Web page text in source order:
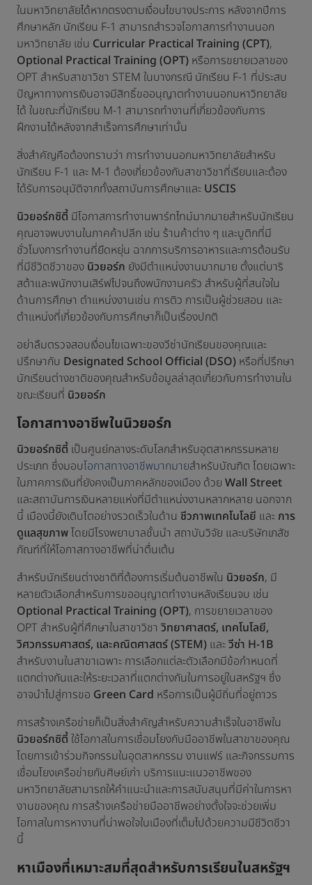
ในมหาวิทยาลัยได้หากตรงตามเงื่อนไขบางประการ หลังจากปีการ
ศึกษาหลัก นักเรียน F-1 สามารถสำรวจโอกาสการทำงานนอก
มหาวิทยาลัย เช่น Curricular Practical Training (CPT),
Optional Practical Training (OPT) หรือการขยายเวลาของ
OPT สำหรับสาขาวิชา STEM ในบางกรณี นักเรียน F-1 ที่ประสบ
ปัญหาทางการเงินอาจมีสิทธิ์ขออนุญาตทำงานนอกมหาวิทยาลัย
ได้ ในขณะที่นักเรียน M-1 สามารถทำงานที่เกี่ยวข้องกับการ
ฝึกงานได้หลังจากสำเร็จการศึกษาเท่านั้น
สิ่งสำคัญคือต้องทราบว่า การทำงานนอกมหาวิทยาลัยสำหรับ
นักเรียน F-1 และ M-1 ต้องเกี่ยวข้องกับสาขาวิชาที่เรียนและต้อง
ได้รับการอนุมัติจากทั้งสถาบันการศึกษาและ USCIS
นิวยอร์กซิตี้ มีโอกาสการทำงานพาร์ทไทม์มากมายสำหรับนักเรียน
คุณอาจพบงานในภาคค้าปลีก เช่น ร้านค้าต่าง ๆ และบูติกที่มี
ชั่วโมงการทำงานที่ยืดหยุ่น ฉากการบริการอาหารและการต้อนรับ
ที่มีชีวิตชีวาของ นิวยอร์ก ยังมีตำแหน่งงานมากมาย ตั้งแต่บาริ
สต้าและพนักงานเสิร์ฟไปจนถึงพนักงานครัว สำหรับผู้ที่สนใจใน
ด้านการศึกษา ตำแหน่งงานเช่น การติว การเป็นผู้ช่วยสอน และ
ตำแหน่งที่เกี่ยวข้องกับการศึกษาก็เป็นเรื่องปกติ
อย่าลืมตรวจสอบเงื่อนไขเฉพาะของวีซ่านักเรียนของคุณและ
ปรึกษากับ Designated School Official (DSO) หรือที่ปรึกษา
นักเรียนต่างชาติของคุณสำหรับข้อมูลล่าสุดเกี่ยวกับการทำงานใน
ขณะเรียนที่ นิวยอร์ก
โอกาสทางอาชีพในนิวยอร์ก
นิวยอร์กซิตี้ เป็นศูนย์กลางระดับโลกสำหรับอุตสาหกรรมหลาย
ประเภท ซึ่งมอบโอกาสทางอาชีพมากมายสำหรับบัณฑิต โดยเฉพาะ
ในภาคการเงินที่ยังคงเป็นภาคหลักของเมือง ด้วย Wall Street
และสถาบันการเงินหลายแห่งที่มีตำแหน่งงานหลากหลาย นอกจาก
นี้ เมืองนี้ยังเติบโตอย่างรวดเร็วในด้าน ชีวภาพเทคโนโลยี และ การ
ดูแลสุขภาพโดยมีโรงพยาบาลชั้นนำ สถาบันวิจัย และบริษัทเภสัช
ภัณฑ์ที่ให้โอกาสทางอาชีพที่น่าตื่นเต้น
สำหรับนักเรียนต่างชาติที่ต้องการเริ่มต้นอาชีพใน นิวยอร์ก, มี
หลายตัวเลือกสำหรับการขออนุญาตทำงานหลังเรียนจบ เช่น
Optional Practical Training (OPT), การขยายเวลาของ
OPT สำหรับผู้ที่ศึกษาในสาขาวิชาวิทยาศาสตร์, เทคโนโลยี,
วิศวกรรมศาสตร์, และคณิตศาสตร์ (STEM) และวีซ่า H-1B
สำหรับงานในสาขาเฉพาะ การเลือกแต่ละตัวเลือกมีข้อกำหนดที่
แตกต่างกันและให้ระยะเวลาที่แตกต่างกันในการอยู่ในสหรัฐฯ ซึ่ง
อาจนำไปสู่การขอ Green Card หรือการเป็นผู้มีถิ่นที่อยู่ถาวร
การสร้างเครือข่ายก็เป็นสิ่งสำคัญสำหรับความสำเร็จในอาชีพใน
นิวยอร์กซิตี้ใช้โอกาสในการเชื่อมโยงกับมืออาชีพในสาขาของคุณ
โดยการเข้าร่วมกิจกรรมในอุตสาหกรรม งานแฟร์ และกิจกรรมการ
เชื่อมโยงเครือข่ายกับศิษย์เก่า บริการแนะแนวอาชีพของ
มหาวิทยาลัยสามารถให้คำแนะนำและการสนับสนุนที่มีค่าในการหา
งานของคุณ การสร้างเครือข่ายมืออาชีพอย่างตั้งใจจะช่วยเพิ่ม
โอกาสในการหางานที่น่าพอใจในเมืองที่เต็มไปด้วยความมีชีวิตชีวา
นี้
หาเมืองที่เหมาะสมที่สุดสำหรับการเรียนในสหรัฐฯ